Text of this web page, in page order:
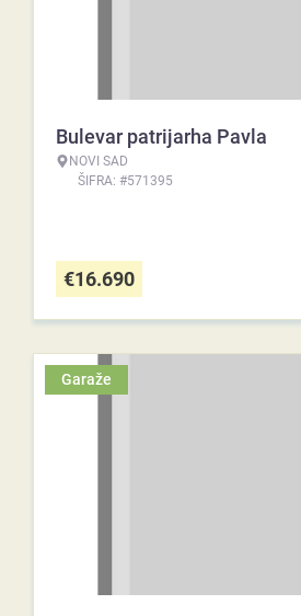
Bulevar patrijarha Pavla
NOVI SAD
ŠIFRA: #571395
€16.690
Garaže